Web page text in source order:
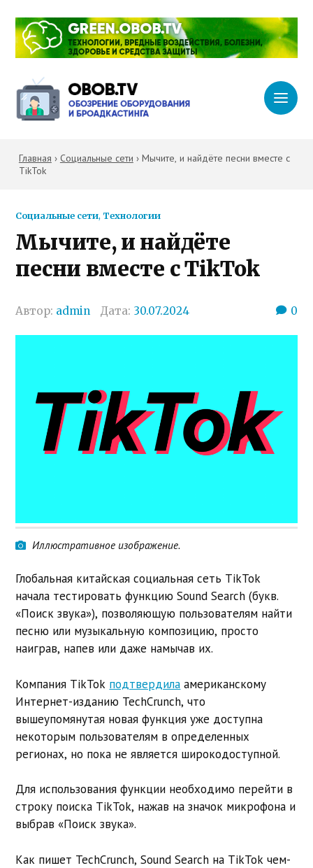
Главная › Социальные сети › Мычите, и найдёте песни вместе с
TikTok
Социальные сети, Технологии
Мычите, и найдёте
песни вместе с TikTok
Автор: admin Дата: 30.07.2024 0
Иллюстративное изображение.
Глобальная китайская социальная сеть TikTok
начала тестировать функцию Sound Search (букв.
«Поиск звука»), позволяющую пользователям найти
песню или музыкальную композицию, просто
наиграв, напев или даже намычав их.
Компания TikTok подтвердила американскому
Интернет-изданию TechCrunch, что
вышеупомянутая новая функция уже доступна
некоторым пользователям в определенных
регионах, но пока не является широкодоступной.
Для использования функции необходимо перейти в
строку поиска TikTok, нажав на значок микрофона и
выбрав «Поиск звука».
Как пишет TechCrunch, Sound Search на TikTok чем-